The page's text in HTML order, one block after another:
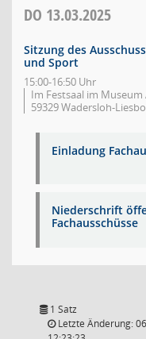
DO 13.03.2025
Sitzung des
und Sport
15:00-16:50 Uhr
Im Festsaal im
59329 Wadersloh-
Einladung
Niederschrift
Fachausschüsse
1 Satz
Letzte Änderung: